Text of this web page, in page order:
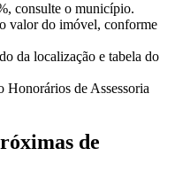
consulte o município.
valor do imóvel, conforme
da localização e tabela do
Honorários de Assessoria
de